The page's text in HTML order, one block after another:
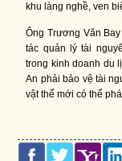
khu làng nghề, ven
Ông Trương Văn
tác quản lý tài
trong kinh doanh du
An phải bảo vệ tài
vật thể mới có thể